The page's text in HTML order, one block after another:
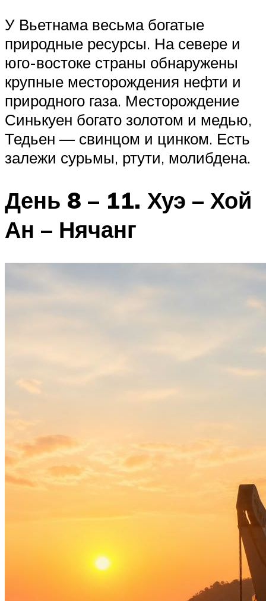
У Вьетнама весьма богатые
природные ресурсы. На севере и
юго-востоке страны обнаружены
крупные месторождения нефти и
природного газа. Месторождение
Синькуен богато золотом и медью,
Тедьен — свинцом и цинком. Есть
залежи сурьмы, ртути, молибдена.
День 8 – 11. Хуэ – Хой
Ан – Нячанг